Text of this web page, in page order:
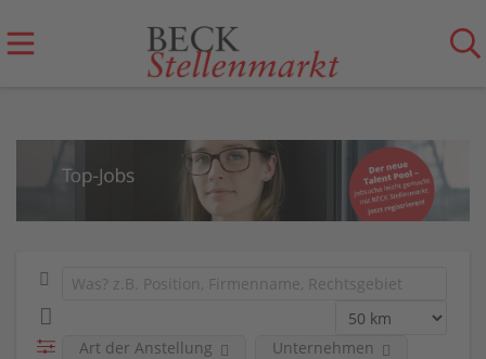
Art der Anstellung Unternehmen